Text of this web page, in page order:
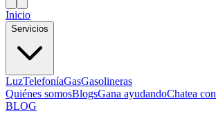
Inicio
Servicios
LuzTelefoníaGasGasolineras
Quiénes somosBlogsGana ayudandoChatea
BLOG